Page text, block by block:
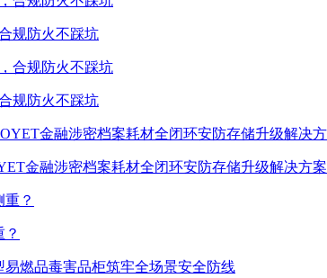
规防火不踩坑
规防火不踩坑
金融涉密档案耗材全闭环安防存储升级解决方案